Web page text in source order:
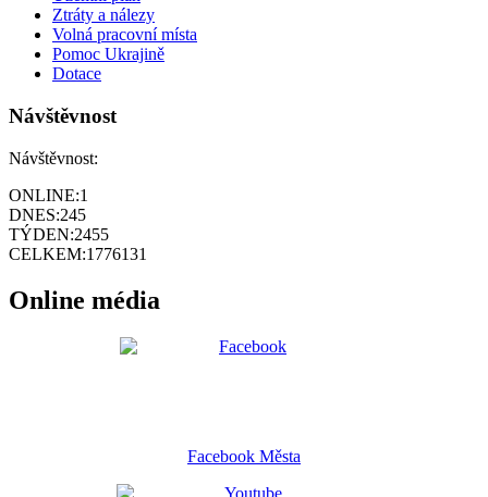
Ztráty a nálezy
Volná pracovní místa
Pomoc Ukrajině
Dotace
Návštěvnost
Návštěvnost:
ONLINE:1
DNES:245
TÝDEN:2455
CELKEM:1776131
Online média
Facebook Města